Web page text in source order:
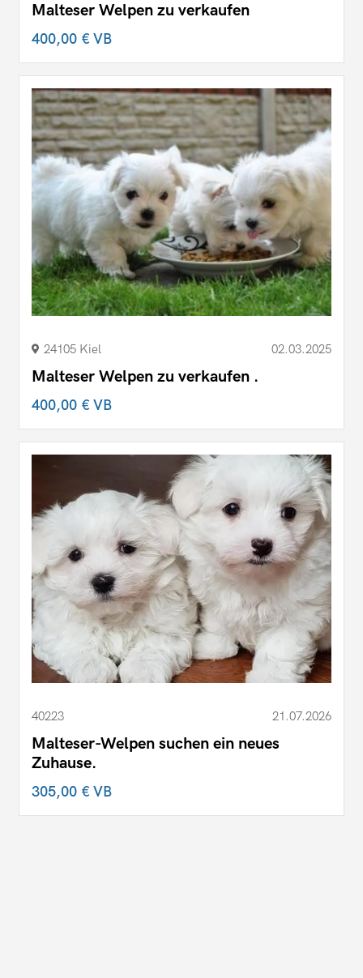
Malteser Welpen zu verkaufen
400,00 €VB
24105 Kiel 02.03.2025
Malteser Welpen zu verkaufen .
400,00 €VB
40223 21.07.2026
Malteser-Welpen suchen ein neues
Zuhause.
305,00 €VB